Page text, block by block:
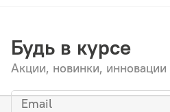
Будь в курсе
Акции, новинки, инновации